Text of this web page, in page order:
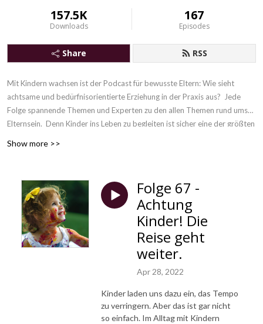
157.5K
Downloads
167
Episodes
Share RSS
Mit Kindern wachsen ist der Podcast für bewusste Eltern: Wie sieht
achtsame und bedürfnisorientierte Erziehung in der Praxis aus? Jede
Folge spannende Themen und Experten zu den allen Themen rund ums
Elternsein. Denn Kinder ins Leben zu begleiten ist sicher eine der größten
Show more >>
Folge 67 -
Achtung
Kinder! Die
Reise geht
weiter.
Apr 28, 2022
Kinder laden uns dazu ein, das Tempo
zu verringern. Aber das ist gar nicht
so einfach. Im Alltag mit Kindern